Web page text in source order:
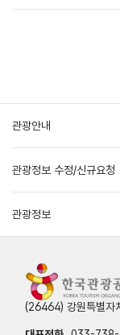
관광안내
관광정보 수정/신규요청
관광정보
(26464) 강원특별자